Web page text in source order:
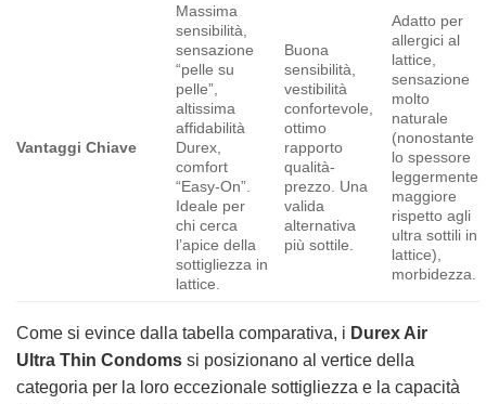
Vantaggi Chiave
Massima
sensibilità,
sensazione
“pelle su
pelle”,
altissima
affidabilità
Durex,
comfort
“Easy-On”.
Ideale per
chi cerca
l’apice della
sottigliezza in
lattice.
Buona
sensibilità,
vestibilità
confortevole,
ottimo
rapporto
qualità-
prezzo. Una
valida
alternativa
più sottile.
Adatto per
allergici al
lattice,
sensazione
molto
naturale
(nonostante
lo spessore
leggermente
maggiore
rispetto agli
ultra sottili in
lattice),
morbidezza.
Come si evince dalla tabella comparativa, i Durex Air
Ultra Thin Condoms si posizionano al vertice della
categoria per la loro eccezionale sottigliezza e la capacità